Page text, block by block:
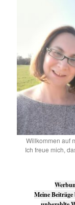
Willkommen auf
Ich freue mich,
Meine